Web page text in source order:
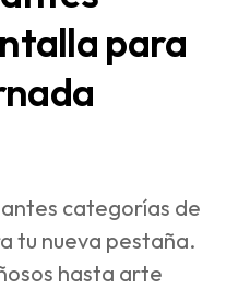
para
categorías de
tu nueva pestaña.
hasta arte